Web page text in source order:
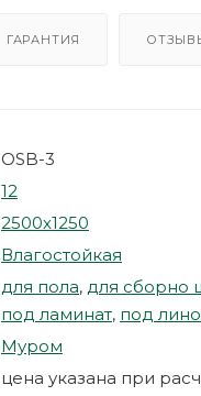
ГАРАНТИЯ
OSB-3
12
2500х1250
Влагостойкая
для пола, для сборно
под ламинат, под
Муром
цена указана при